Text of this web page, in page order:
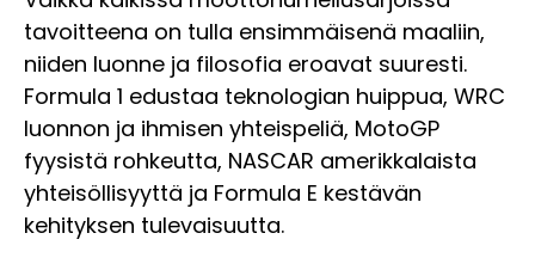
tavoitteena on tulla ensimmäisenä maaliin,
niiden luonne ja filosofia eroavat suuresti.
Formula 1 edustaa teknologian huippua, WRC
luonnon ja ihmisen yhteispeliä, MotoGP
fyysistä rohkeutta, NASCAR amerikkalaista
yhteisöllisyyttä ja Formula E kestävän
kehityksen tulevaisuutta.